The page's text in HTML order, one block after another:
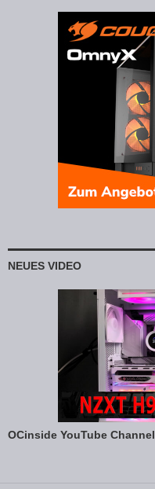
NEUES VIDEO
OCinside YouTube Channel